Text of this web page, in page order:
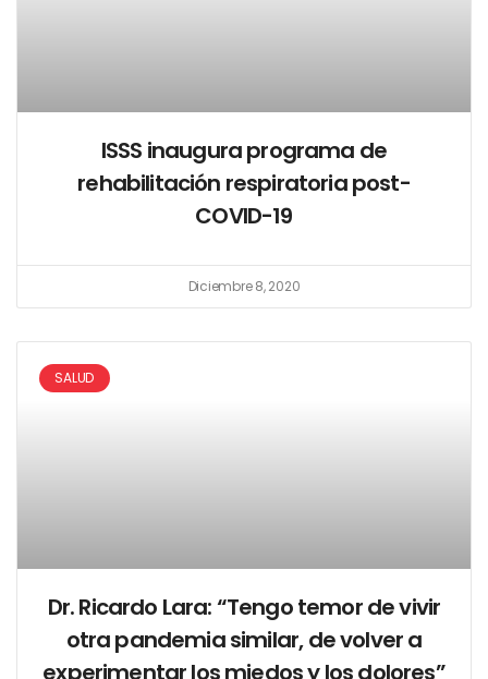
ISSS inaugura programa de
rehabilitación respiratoria post-
COVID-19
Diciembre 8, 2020
SALUD
Dr. Ricardo Lara: “Tengo temor de vivir
otra pandemia similar, de volver a
experimentar los miedos y los dolores”